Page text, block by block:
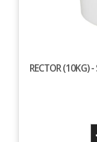
RECTOR (10KG)